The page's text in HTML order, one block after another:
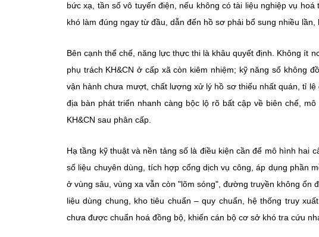
bức xạ, tần số vô tuyến điện, nếu không có tài liệu nghiệp vụ
khó làm đúng ngay từ đầu, dẫn đến hồ sơ phải bổ sung nhiều
Bên cạnh thể chế, năng lực thực thi là khâu quyết định. Không ít
phụ trách KH&CN ở cấp xã còn kiêm nhiệm; kỹ năng số không
vận hành chưa mượt, chất lượng xử lý hồ sơ thiếu nhất quán, tỉ
địa bàn phát triển nhanh càng bộc lộ rõ bất cập về biên chế,
KH&CN sau phân cấp.
Hạ tầng kỹ thuật và nền tảng số là điều kiện cần để mô hình hai
số liệu chuyên dùng, tích hợp cổng dịch vụ công, áp dụng phần
ở vùng sâu, vùng xa vẫn còn "lõm sóng", đường truyền không
liệu dùng chung, kho tiêu chuẩn – quy chuẩn, hệ thống truy
chưa được chuẩn hoá đồng bộ, khiến cán bộ cơ sở khó tra cứu